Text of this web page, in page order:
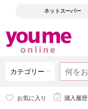
ネットスーパー
カテゴリー
お気に入り 購入履歴